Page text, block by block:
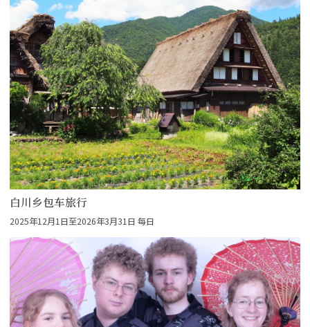
白川乡包车旅行
2025年12月1日至2026年3月31日 每日
more